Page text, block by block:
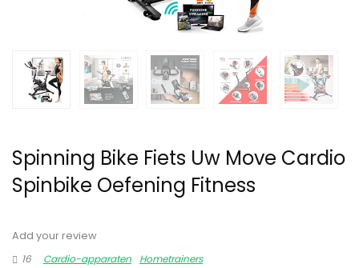
Spinning Bike Fiets Uw Move Cardio
Spinbike Oefening Fitness
Add your review
16
Cardio-apparaten Hometrainers